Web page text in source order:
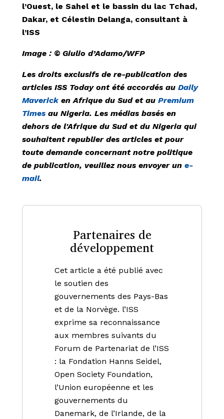
l’Ouest, le Sahel et le bassin du lac Tchad,
Dakar, et Célestin Delanga, consultant à
l’ISS
Image : © Giulio d’Adamo/WFP
Les droits exclusifs de re-publication des
articles ISS Today ont été accordés au Daily
Maverick en Afrique du Sud et au Premium
Times au Nigeria. Les médias basés en
dehors de l'Afrique du Sud et du Nigeria qui
souhaitent republier des articles et pour
toute demande concernant notre politique
de publication, veuillez nous envoyer un e-
mail.
Partenaires de
développement
Cet article a été publié avec
le soutien des
gouvernements des Pays-Bas
et de la Norvège. l’ISS
exprime sa reconnaissance
aux membres suivants du
Forum de Partenariat de l’ISS
: la Fondation Hanns Seidel,
Open Society Foundation,
l’Union européenne et les
gouvernements du
Danemark, de l’Irlande, de la